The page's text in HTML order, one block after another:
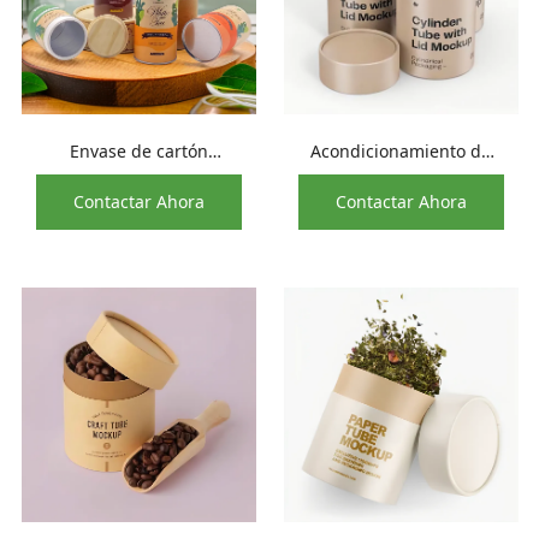
Envase de cartón
cilíndrico de calidad
alimentaria para té de
hojas verdes
Contactar Ahora
Acondicionamiento de
alimentos redondo de la
cartulina del casquillo de
la lata del tubo de papel
Contactar Ahora